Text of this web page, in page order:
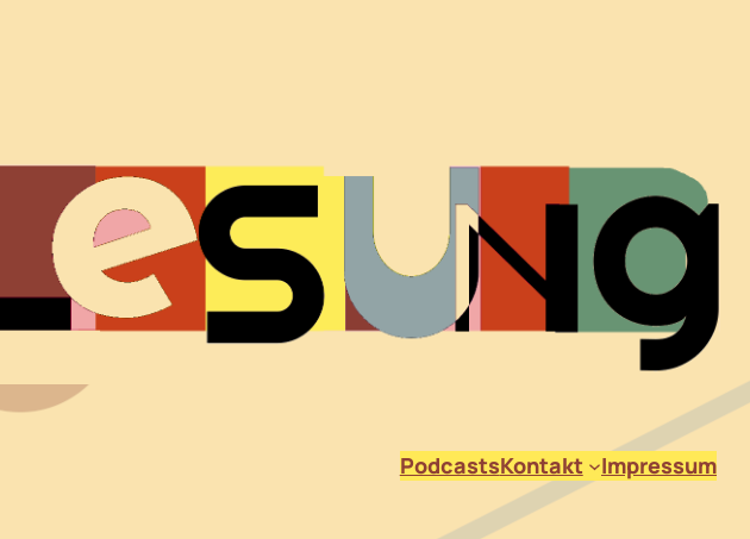
PodcastsKontakt Impressum